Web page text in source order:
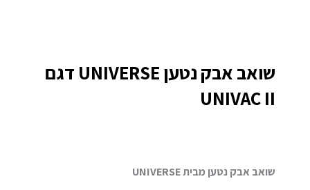
שואב אבק נטען UNIVERSE דגם
UNIVAC II
שואב אבק נטען מבית UNIVERSE